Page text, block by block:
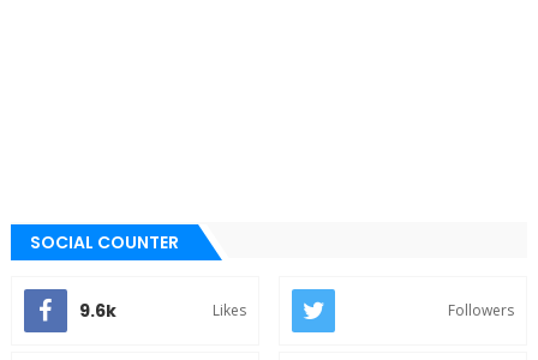
SOCIAL COUNTER
9.6k Likes Followers